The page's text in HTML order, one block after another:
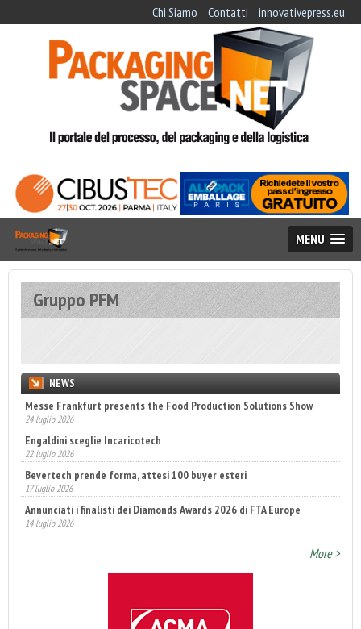
Chi Siamo Contatti innovativepress.eu
MENU
Gruppo PFM
NEWS
Messe Frankfurt presents the Food Production Solutions Show
24 luglio 2026
Engaldini sceglie Incaricotech
22 luglio 2026
Bevertech prende forma, attesi 100 buyer esteri
17 luglio 2026
Annunciati i finalisti dei Diamonds Awards 2026 di FTA Europe
14 luglio 2026
More >